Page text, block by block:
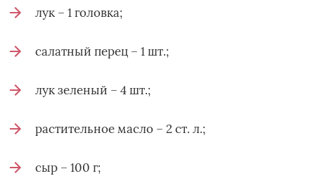
лук – 1 головка;
салатный перец – 1 шт.;
лук зеленый – 4 шт.;
растительное масло – 2 ст. л.;
сыр – 100 г;